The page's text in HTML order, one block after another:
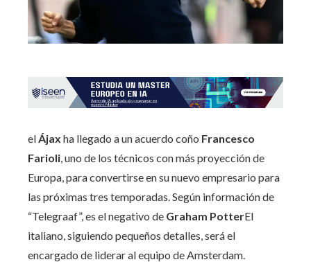
elÁjax ha llegado a un acuerdo coño Francesco
Farioli, uno de los técnicos con más proyección de
Europa, para convertirse en su nuevo empresario para
las próximas tres temporadas. Según información de
“Telegraaf”, es el negativo de Graham PotterEl
italiano, siguiendo pequeños detalles, será el
encargado de liderar al equipo de Amsterdam.